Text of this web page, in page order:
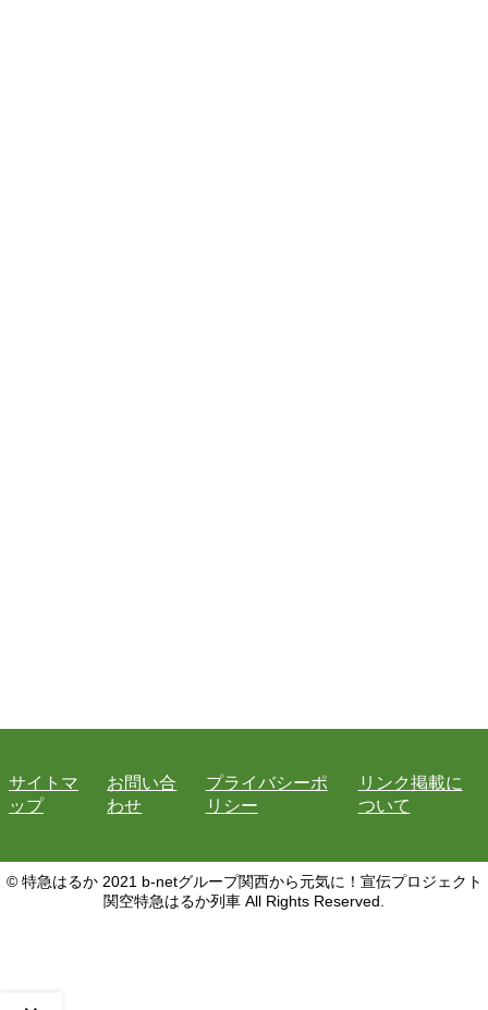
サイトマ
ップ
お問い合
わせ
プライバシーポ
リシー
リンク掲載に
ついて
© 特急はるか 2021 b-netグループ関西から元気に！宣伝プロジェクト
関空特急はるか列車 All Rights Reserved.